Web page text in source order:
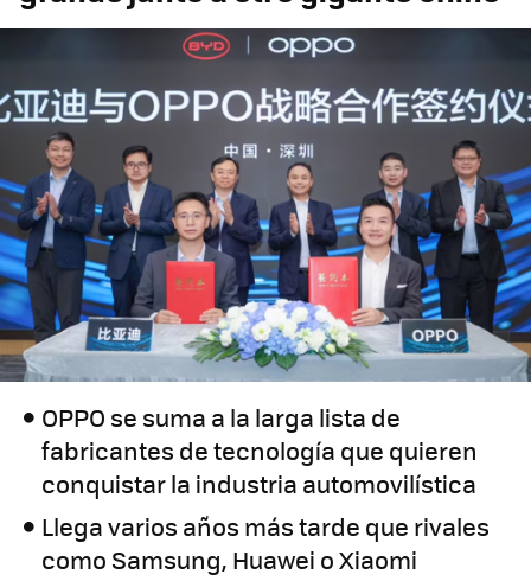
OPPO se suma a la larga lista de
fabricantes de tecnología que quieren
conquistar la industria automovilística
Llega varios años más tarde que rivales
como Samsung, Huawei o Xiaomi